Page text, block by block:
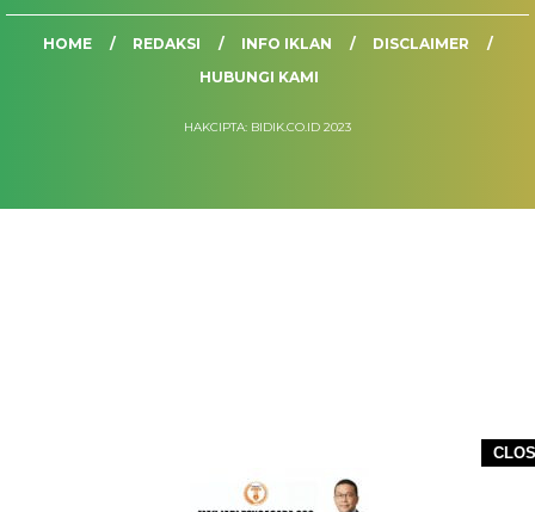
HOME REDAKSI INFO IKLAN
DISCLAIMER
HUBUNGI KAMI
HAKCIPTA: BIDIK.CO.ID 2023